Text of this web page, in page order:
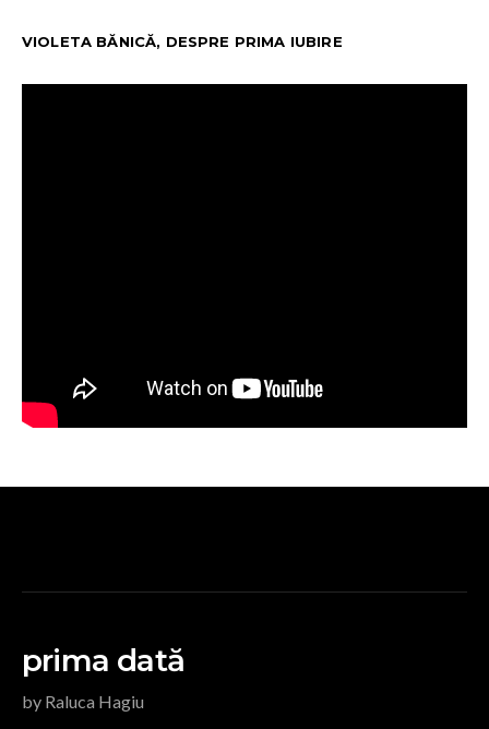
VIOLETA BĂNICĂ, DESPRE PRIMA IUBIRE
prima dată
by Raluca Hagiu